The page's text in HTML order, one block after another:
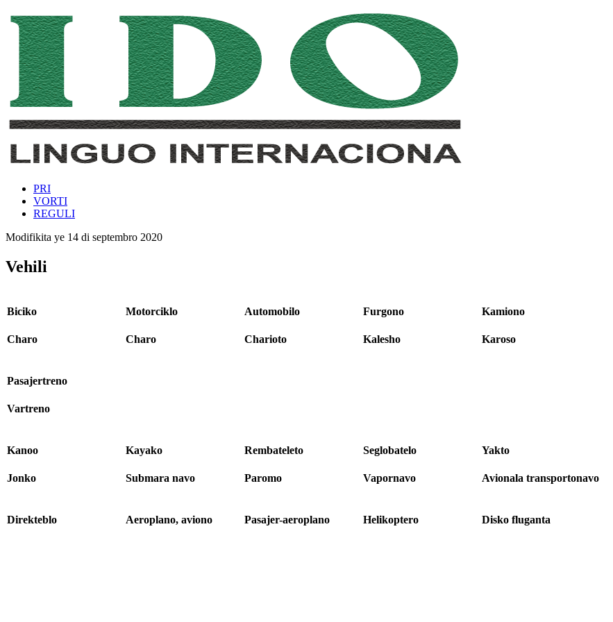
PRI
VORTI
REGULI
Modifikita ye 14 di septembro 2020
Vehili
Biciko Motorciklo Automobilo Furgono Kamiono
Charo Charo Charioto Kalesho Karoso
Pasajertreno
Vartreno
Kanoo Kayako Rembateleto Seglobatelo Yakto
Jonko Submara navo Paromo Vapornavo Avionala transportonavo
Direkteblo Aeroplano, aviono Pasajer-aeroplano Helikoptero Disko fluganta